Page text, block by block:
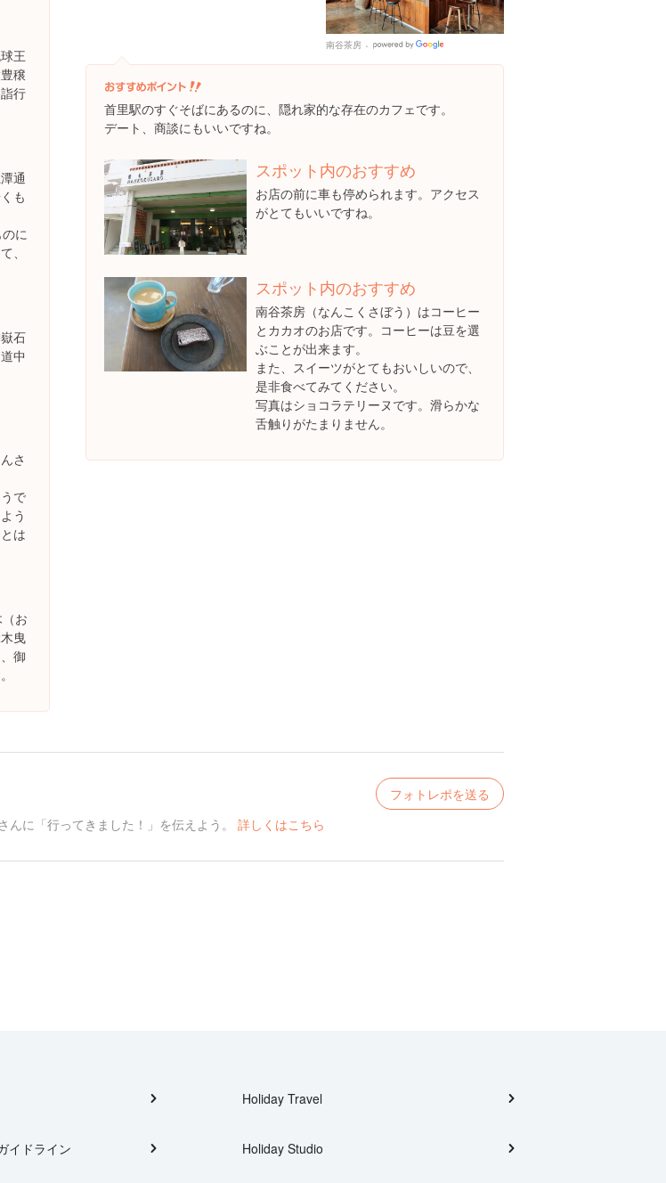
王
穣
行
通
も
に
、
石
中
さ
で
う
は
お
曳
御
南谷茶房
Places
首里駅のすぐそばにあるのに、隠れ家的な存在のカフェです。
デート、商談にもいいですね。
スポット内のおすすめ
お店の前に車も停められます。アクセス
がとてもいいですね。
スポット内のおすすめ
南谷茶房（なんこくさぼう）はコーヒー
とカカオのお店です。コーヒーは豆を選
ぶことが出来ます。
また、スイーツがとてもおいしいので、
是非食べてみてください。
写真はショコラテリーヌです。滑らかな
舌触りがたまりません。
フォトレポを送る
に「行ってきました！」を伝えよう。 詳しくはこちら
イドライン
Holiday Travel
Holiday Studio